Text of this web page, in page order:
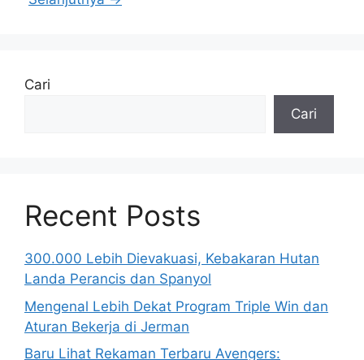
Cari
Cari
Recent Posts
300.000 Lebih Dievakuasi, Kebakaran Hutan
Landa Perancis dan Spanyol
Mengenal Lebih Dekat Program Triple Win dan
Aturan Bekerja di Jerman
Baru Lihat Rekaman Terbaru Avengers: